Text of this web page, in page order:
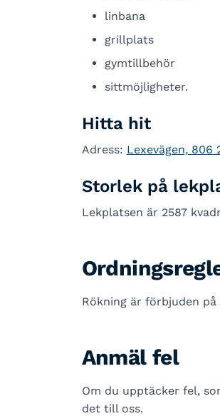
linbana
grillplats
gymtillbehör
sittmöjligheter.
Hitta hit
Adress: Lexevägen, 806
Storlek på
Lekplatsen är 2587
Rökning är förbjuden
Anmäl fel
Om du upptäcker fel,
det till oss.